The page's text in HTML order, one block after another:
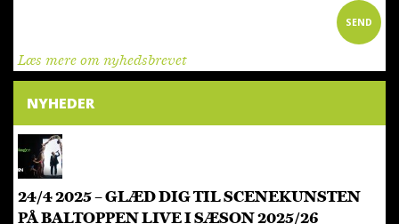
Læs mere om nyhedsbrevet
NYHEDER
24/4 2025 – GLÆD DIG TIL SCENEKUNSTEN
PÅ BALTOPPEN LIVE I SÆSON 2025/26